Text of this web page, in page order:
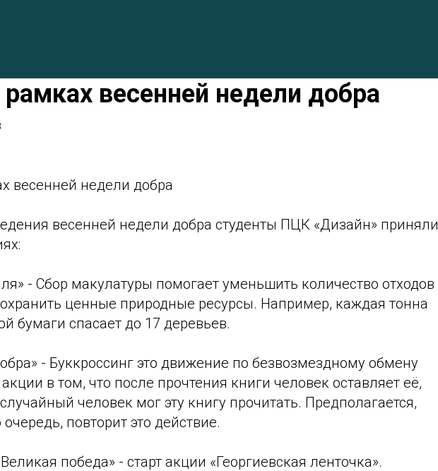
весенней недели добра
весенней недели добра
весенней недели добра студенты ПЦК «Дизайн» приняли
- Сбор макулатуры помогает уменьшить количество отходов
ценные природные ресурсы. Например, каждая тонна
бумаги спасает до 17 деревьев.
- Буккроссинг это движение по безвозмездному обмену
в том, что после прочтения книги человек оставляет её,
человек мог эту книгу прочитать. Предполагается,
повторит это действие.
победа» - старт акции «Георгиевская ленточка».